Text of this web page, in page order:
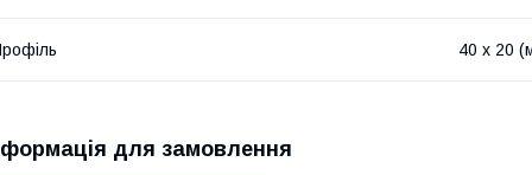
40 х 20
для замовлення